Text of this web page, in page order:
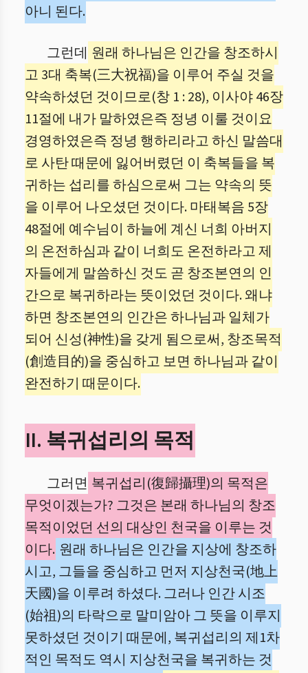
아니 된다.
그런데 원래 하나님은 인간을 창조하시
고 3대 축복(三大祝福)을 이루어 주실 것을
약속하셨던 것이므로(창 1 : 28), 이사야 46장
11절에 내가 말하였은즉 정녕 이룰 것이요
경영하였은즉 정녕 행하리라고 하신 말씀대
로 사탄 때문에 잃어버렸던 이 축복들을 복
귀하는 섭리를 하심으로써 그는 약속의 뜻
을 이루어 나오셨던 것이다. 마태복음 5장
48절에 예수님이 하늘에 계신 너희 아버지
의 온전하심과 같이 너희도 온전하라고 제
자들에게 말씀하신 것도 곧 창조본연의 인
간으로 복귀하라는 뜻이었던 것이다. 왜냐
하면 창조본연의 인간은 하나님과 일체가
되어 신성(神性)을 갖게 됨으로써, 창조목적
(創造目的)을 중심하고 보면 하나님과 같이
완전하기 때문이다.
II. 복귀섭리의 목적
그러면 복귀섭리(復歸攝理)의 목적은
무엇이겠는가? 그것은 본래 하나님의 창조
목적이었던 선의 대상인 천국을 이루는 것
이다. 원래 하나님은 인간을 지상에 창조하
시고, 그들을 중심하고 먼저 지상천국(地上
天國)을 이루려 하셨다. 그러나 인간 시조
(始祖)의 타락으로 말미암아 그 뜻을 이루지
못하셨던 것이기 때문에, 복귀섭리의 제1차
적인 목적도 역시 지상천국을 복귀하는 것